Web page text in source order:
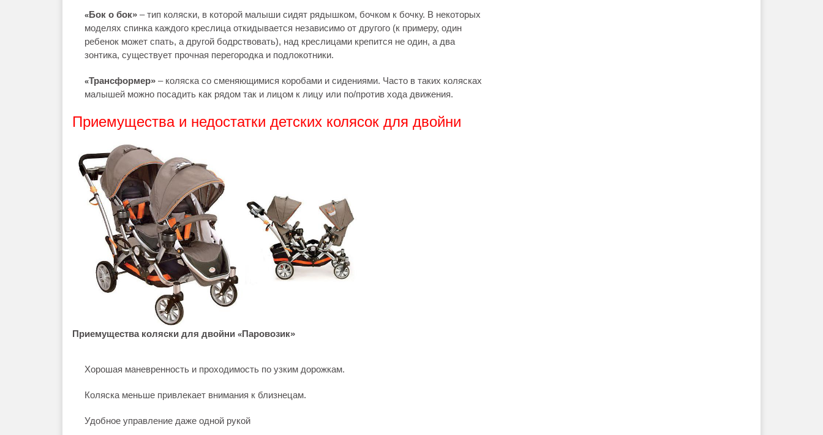
«Бок о бок» – тип коляски, в которой малыши сидят рядышком, бочком к бочку. В некоторых
моделях спинка каждого креслица откидывается независимо от другого (к примеру, один
ребенок может спать, а другой бодрствовать), над креслицами крепится не один, а два
зонтика, существует прочная перегородка и подлокотники.
«Трансформер» – коляска со сменяющимися коробами и сидениями. Часто в таких колясках
малышей можно посадить как рядом так и лицом к лицу или по/против хода движения.
Приемущества и недостатки детских колясок для двойни
Приемущества коляски для двойни «Паровозик»
Хорошая маневренность и проходимость по узким дорожкам.
Коляска меньше привлекает внимания к близнецам.
Удобное управление даже одной рукой